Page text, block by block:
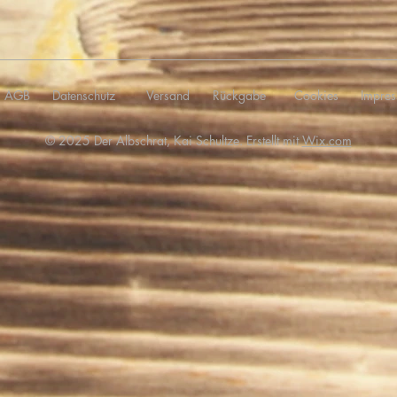
AGB Datenschutz Versand Rückgabe Cookies
© 2025 Der Albschrat, Kai Schultze. Erstellt mitWix.com